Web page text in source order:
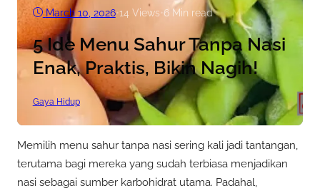
March 10, 2026•14 Views•6 Min read
5 Ide Menu Sahur Tanpa Nasi
Enak, Praktis, Bikin Nagih!
Gaya Hidup
Memilih menu sahur tanpa nasi sering kali jadi tantangan,
terutama bagi mereka yang sudah terbiasa menjadikan
nasi sebagai sumber karbohidrat utama. Padahal,